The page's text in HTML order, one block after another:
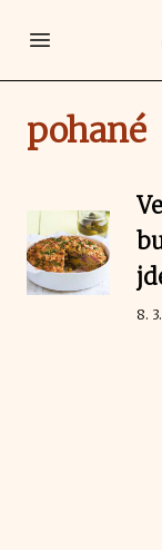
Open main
pohané
8.